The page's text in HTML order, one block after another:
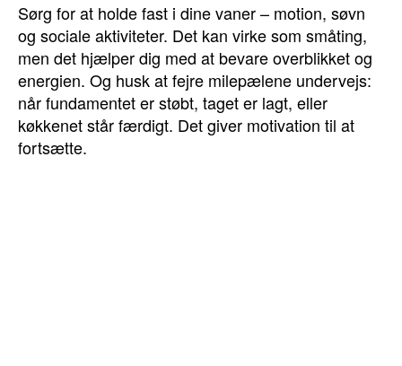
Sørg for at holde fast i dine vaner – motion, søvn
og sociale aktiviteter. Det kan virke som småting,
men det hjælper dig med at bevare overblikket og
energien. Og husk at fejre milepælene undervejs:
når fundamentet er støbt, taget er lagt, eller
køkkenet står færdigt. Det giver motivation til at
fortsætte.